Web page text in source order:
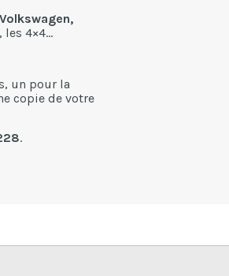
les 4×4…
un pour la
copie de votre
.